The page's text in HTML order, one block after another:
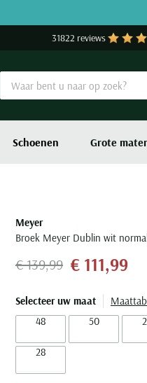
31822 reviews
Schoenen Grote
Meyer
Broek Meyer Dublin wit
€ 139,99 € 111,99
Selecteer uw maat
48
50
28